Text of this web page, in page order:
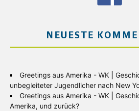
NEUESTE
Greetings aus Amerika - WK |
unbegleiteter Jugendlicher nach New
Greetings aus Amerika - WK |
Amerika, und zurück?